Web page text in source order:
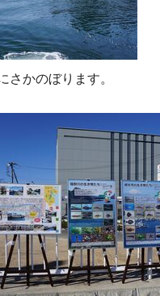
さかのぼります。